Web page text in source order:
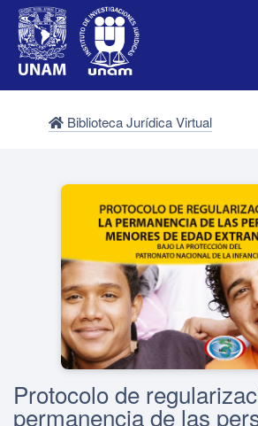
Biblioteca Jurídica Virtual
Protocolo de
permanencia de las